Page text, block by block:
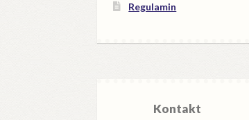
Regulamin
Kontakt